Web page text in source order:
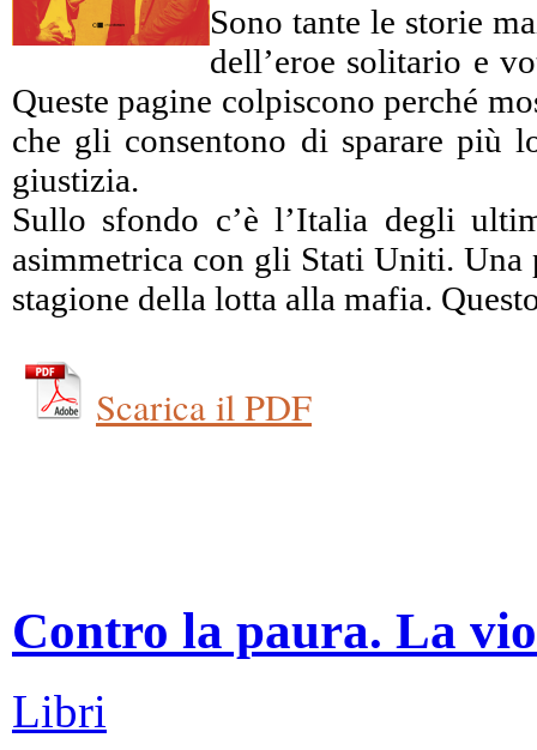
Sono tante le storie
dell’eroe solitario e
Queste pagine colpiscono perché
che gli consentono di sparare più
giustizia.
Sullo sfondo c’è l’Italia degli
asimmetrica con gli Stati Uniti. Una
stagione della lotta alla mafia.
Scarica il PDF
Contro la paura. La
Libri